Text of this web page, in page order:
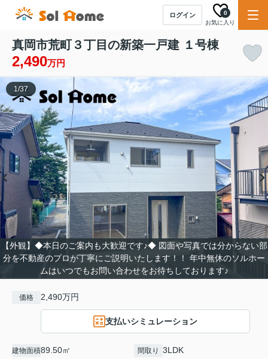
ログイン
お気に入り
0
真岡市荒町３丁目の新築一戸建 １号棟
2,490万円
【外観】◆本日のご案内も大歓迎です♪◆ 図面や写真では分からない部
分を不動産のプロが丁寧にご説明いたします！！ 年中無休のソルホー
ムはいつでもお問い合わせをお待ちしております♪
1/37
価格 2,490万円
支払いシミュレーション
建物面積89.50㎡ 間取り 3LDK